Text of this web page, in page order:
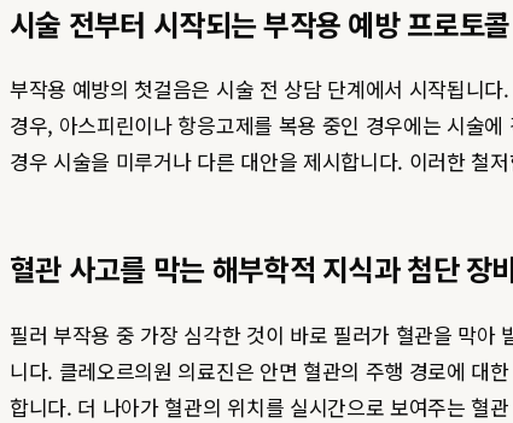
시술 전부터 시작되는 부작용 예방 프로토콜
부작용 예방의 첫걸음은 시술 전 상담 단계에서 시작됩니
경우, 아스피린이나 항응고제를 복용 중인 경우에는 시술
경우 시술을 미루거나 다른 대안을 제시합니다. 이러한 철
혈관 사고를 막는 해부학적 지식과 첨단 장
필러 부작용 중 가장 심각한 것이 바로 필러가 혈관을 막아
니다. 클레오르의원 의료진은 안면 혈관의 주행 경로에 대
합니다. 더 나아가 혈관의 위치를 실시간으로 보여주는 혈